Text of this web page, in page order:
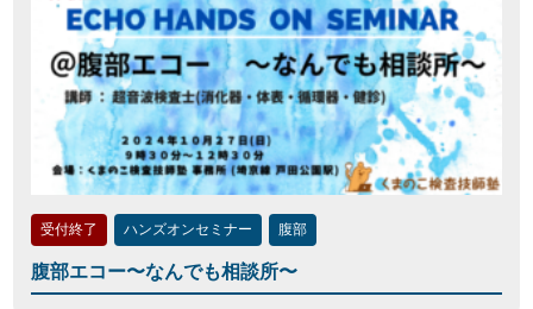
受付終了 ハンズオンセミナー 腹部
腹部エコー〜なんでも相談所〜